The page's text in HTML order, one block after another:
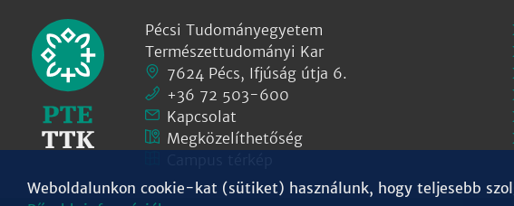
Pécsi Tudományegyetem
Természettudományi Kar
7624 Pécs, Ifjúság útja 6.
+36 72 503-600
Kapcsolat
Megközelíthetőség
Weboldalunkon cookie-kat (sütiket) használunk, hogy teljesebb